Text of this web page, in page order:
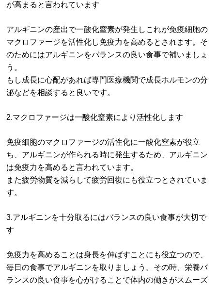
が高まると言われています
アルギニンの産出で一酸化窒素が発生しこれが免疫細胞の
マクロファージを活性化し免疫力を高めるとされます。そ
のためにはアルギニンをバランスの良い食事で補いましょ
う。
もし成長に心配があれば専門医療機関で成長ホルモンの分
泌などを相談すると良いです。
2.マクロファージは一酸化窒素により活性化します
免疫細胞のマクロファージの活性化に一酸化窒素が役立
ち、アルギニンが作られる時に発生するため、アルギニン
は免疫力を高めると言われています。
また疲労物質を減らして疲労回復にも役立つとされていま
す。
3.アルギニンを十分取るにはバランスの良い食事が大切で
す
免疫力を高めることは身長を伸ばすことにも役立つので、
毎日の食事でアルギニンを取りましょう。その時、栄養バ
ランスの良い食事を心がけることで体内の働きがスムーズ